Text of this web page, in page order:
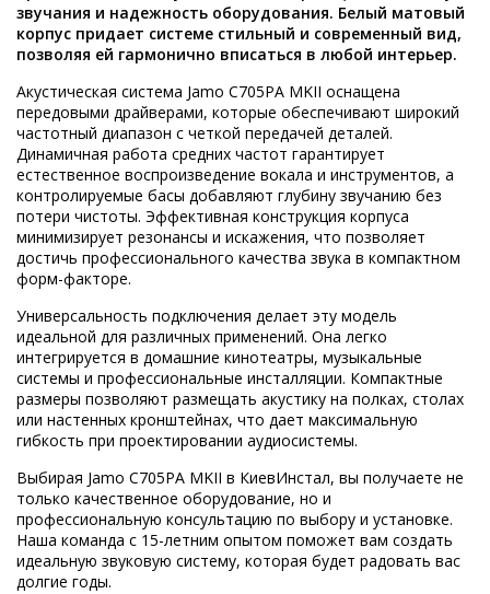
звучания и надежность оборудования. Белый матовый
корпус придает системе стильный и современный вид,
позволяя ей гармонично вписаться в любой интерьер.
Акустическая система Jamo C705PA MKII оснащена
передовыми драйверами, которые обеспечивают широкий
частотный диапазон с четкой передачей деталей.
Динамичная работа средних частот гарантирует
естественное воспроизведение вокала и инструментов, а
контролируемые басы добавляют глубину звучанию без
потери чистоты. Эффективная конструкция корпуса
минимизирует резонансы и искажения, что позволяет
достичь профессионального качества звука в компактном
форм-факторе.
Универсальность подключения делает эту модель
идеальной для различных применений. Она легко
интегрируется в домашние кинотеатры, музыкальные
системы и профессиональные инсталляции. Компактные
размеры позволяют размещать акустику на полках, столах
или настенных кронштейнах, что дает максимальную
гибкость при проектировании аудиосистемы.
Выбирая Jamo C705PA MKII в КиевИнстал, вы получаете не
только качественное оборудование, но и
профессиональную консультацию по выбору и установке.
Наша команда с 15-летним опытом поможет вам создать
идеальную звуковую систему, которая будет радовать вас
долгие годы.